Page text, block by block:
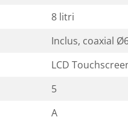
8 litri
Inclus, coaxial
LCD
5
A